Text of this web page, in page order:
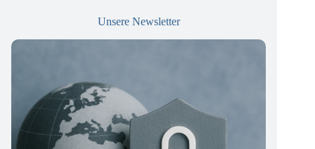
Unsere Newsletter